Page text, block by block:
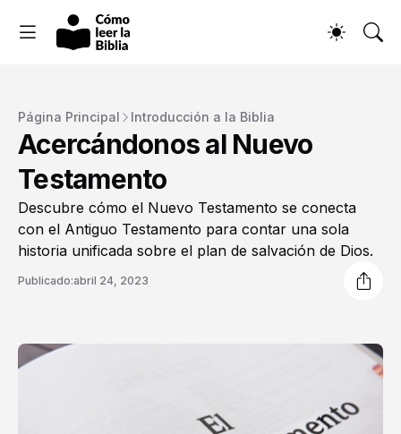
Página Principal Introducción a la Biblia
Acercándonos al Nuevo
Testamento
Descubre cómo el Nuevo Testamento se conecta
con el Antiguo Testamento para contar una sola
historia unificada sobre el plan de salvación de Dios.
Publicado:abril 24, 2023